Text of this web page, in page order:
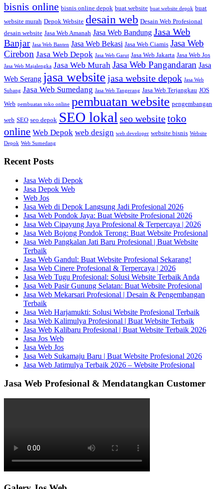
bisnis online bisnis online depok buat website buat website depok buat
website murah Depok Website desain web Desain Web Profesional
desain website Jasa Web Amanah Jasa Web Bandung Jasa Web
Banjar Jasa Web Banten Jasa Web Bekasi Jasa Web Ciamis Jasa Web
Cirebon Jasa Web Depok Jasa Web Garut Jasa Web Jakarta Jasa Web Jos
Jasa Web Majalengka Jasa Web Murah Jasa Web Pangandaran Jasa
Web Serang jasa website jasa website depok Jasa Web
Subang Jasa Web Sumedang Jasa Web Tangerang Jasa Web Terjangkau JOS
Web pembuatan toko online pembuatan website pengembangan
web SEO seo depok SEO lokal seo websitetoko
online Web Depok web design web developer website bisnis Website
Depok Web Sumedang
Recent Posts
Jasa Web di Depok
Jasa Depok Web
Web Jos
Jasa Web di Depok Langsung Jadi Profesional 2026
Jasa Web Pondok Jaya: Buat Website Profesional 2026
Jasa Web Cipayung Jaya Profesional & Terpercaya | 2026
Jasa Web Bojong Pondok Terong: Buat Website Profesional
Jasa Web Pangkalan Jati Baru Profesional | Buat Website
Terbaik
Jasa Web Gandul: Buat Website Profesional Sekarang!
Jasa Web Cinere Profesional & Terpercaya | 2026
Jasa Web Tugu Profesional: Solusi Website Terbaik Anda
Jasa Web Pasir Gunung Selatan: Buat Website Profesional
Jasa Web Mekarsari Profesional | Desain & Pengembangan
Terbaik
Jasa Web Harjamukti: Solusi Website Profesional Terbaik
Jasa Web Kalimulya Profesional | Buat Website Terbaik
Jasa Web Kalibaru Profesional | Buat Website Terbaik 2026
Jasa Jos Web
Jasa Web Jos
Jasa Web Sukamaju Baru | Buat Website Profesional 2026
Jasa Web Jatimulya Terbaik 2026 – Website Profesional
Jasa Web Profesional & Mendatangkan Customer